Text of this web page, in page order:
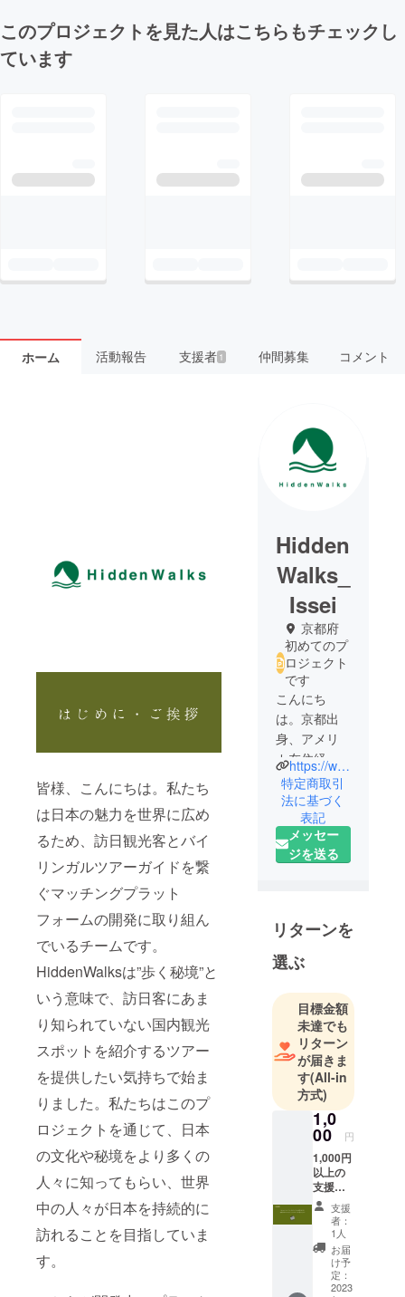
このプロジェクトを見た人はこちらもチェックし
ています
ホーム 活動報告 支援者 1 仲間募集 コメント
皆様、こんにちは。私たち
は日本の魅力を世界に広め
るため、訪日観光客とバイ
リンガルツアーガイドを繋
ぐマッチングプラット
フォームの開発に取り組ん
でいるチームです。
HiddenWalksは”歩く秘境”と
いう意味で、訪日客にあま
り知られていない国内観光
スポットを紹介するツアー
を提供したい気持ちで始ま
りました。私たちはこのプ
ロジェクトを通じて、日本
の文化や秘境をより多くの
人々に知ってもらい、世界
中の人々が日本を持続的に
訪れることを目指していま
す。
Hidden
Walks_
Issei
京都府
初めてのプ
ロジェクト
です
こんにち
は。京都出
身、アメリ
カ在住経験
のある若き
起業家で
す！
全米No.1の
起業家学校
日本で観光
事業を行っ
ています。
ではビジネ
スマネジメ
ント、経
理、とコン
テンツ作成
を担当して
います。観
光客の激増
により現地
に様々な悪
影響が懸念
される中、
日本の文化
と環境を守
るために全
https://www.findhiddenwalks.com/
特定商取引
法に基づく
表記
メッセー
ジを送る
リターンを
選ぶ
目標金額
未達でも
リターン
が届きま
す(All-in
方式)
1,0
00 円
1,000円
以上の
支援：
プロ
ジェク
トの進
捗状況
を随時
お知ら
せする
支援
者：
1人
お届
け予
定：
2023